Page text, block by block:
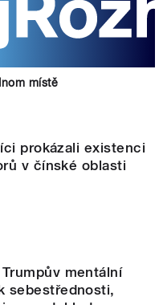
místě
prokázali existenci
v čínské oblasti
mentální
sebestřednosti,